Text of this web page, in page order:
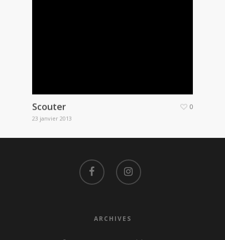
Scouter
23 janvier 2013
0
ARCHIVES